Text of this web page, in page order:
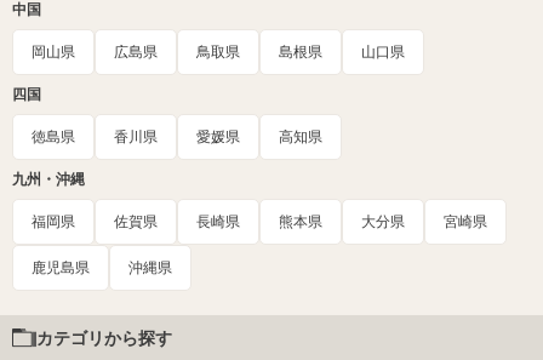
中国
岡山県 広島県 鳥取県 島根県 山口県
四国
徳島県 香川県 愛媛県 高知県
九州・沖縄
福岡県 佐賀県 長崎県 熊本県 大分県 宮崎県
鹿児島県 沖縄県
カテゴリから探す